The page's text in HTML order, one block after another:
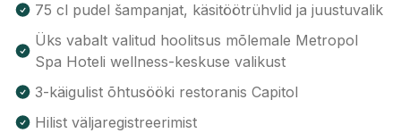
75 cl pudel šampanjat, käsitöötrühvlid ja juustuvalik
Üks vabalt valitud hoolitsus mõlemale Metropol
Spa Hoteli wellness-keskuse valikust
3-käigulist õhtusööki restoranis Capitol
Hilist väljaregistreerimist